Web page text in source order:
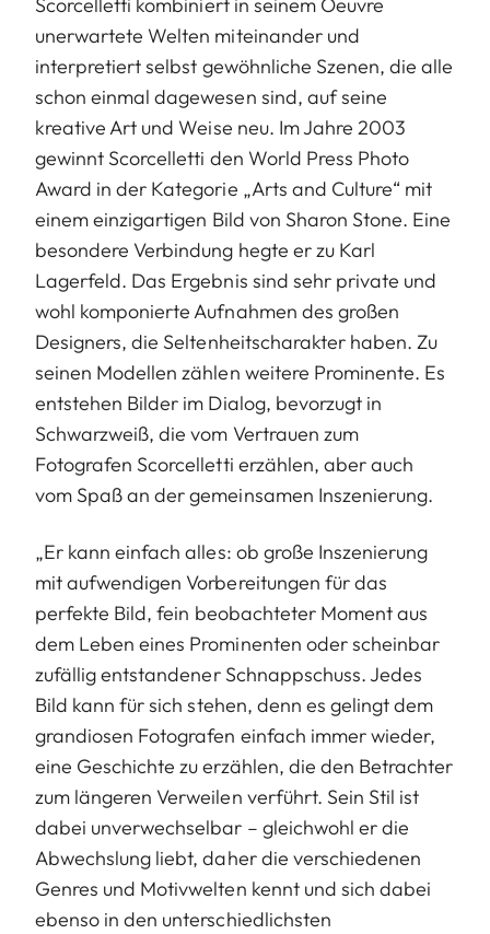
unerwartete Welten miteinander und
interpretiert selbst gewöhnliche Szenen, die alle
schon einmal dagewesen sind, auf seine
kreative Art und Weise neu. Im Jahre 2003
gewinnt Scorcelletti den World Press Photo
Award in der Kategorie „Arts and Culture“ mit
einem einzigartigen Bild von Sharon Stone. Eine
besondere Verbindung hegte er zu Karl
Lagerfeld. Das Ergebnis sind sehr private und
wohl komponierte Aufnahmen des großen
Designers, die Seltenheitscharakter haben. Zu
seinen Modellen zählen weitere Prominente. Es
entstehen Bilder im Dialog, bevorzugt in
Schwarzweiß, die vom Vertrauen zum
Fotografen Scorcelletti erzählen, aber auch
vom Spaß an der gemeinsamen Inszenierung.
„Er kann einfach alles: ob große Inszenierung
mit aufwendigen Vorbereitungen für das
perfekte Bild, fein beobachteter Moment aus
dem Leben eines Prominenten oder scheinbar
zufällig entstandener Schnappschuss. Jedes
Bild kann für sich stehen, denn es gelingt dem
grandiosen Fotografen einfach immer wieder,
eine Geschichte zu erzählen, die den Betrachter
zum längeren Verweilen verführt. Sein Stil ist
dabei unverwechselbar – gleichwohl er die
Abwechslung liebt, daher die verschiedenen
Genres und Motivwelten kennt und sich dabei
ebenso in den unterschiedlichsten